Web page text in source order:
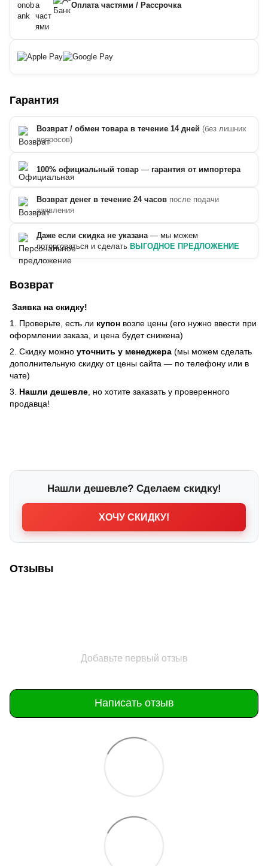
Оплата частями / Рассрочка
Гарантия
Возврат / обмен товара в течение 14 дней (без лишних
вопросов)
100% официальный товар — гарантия от импортера
Возврат денег в течение 24 часов после подачи
заявления
Даже если скидка не указана — мы можем
поторговаться и сделать ВЫГОДНОЕ ПРЕДЛОЖЕНИЕ
Возврат
Заявка на скидку!
1. Проверьте, есть ли купон возле цены (его нужно ввести при
оформлении заказа, и цена будет снижена)
2. Скидку можно уточнить у менеджера (мы можем сделать
дополнительную скидку от цены сайта — по телефону или в
чате)
3. Нашли дешевле , но хотите заказать у проверенного
продавца!
Нашли дешевле? Сделаем скидку!
ХОЧУ СКИДКУ!
Отзывы
Добавьте первый отзыв
Написать отзыв